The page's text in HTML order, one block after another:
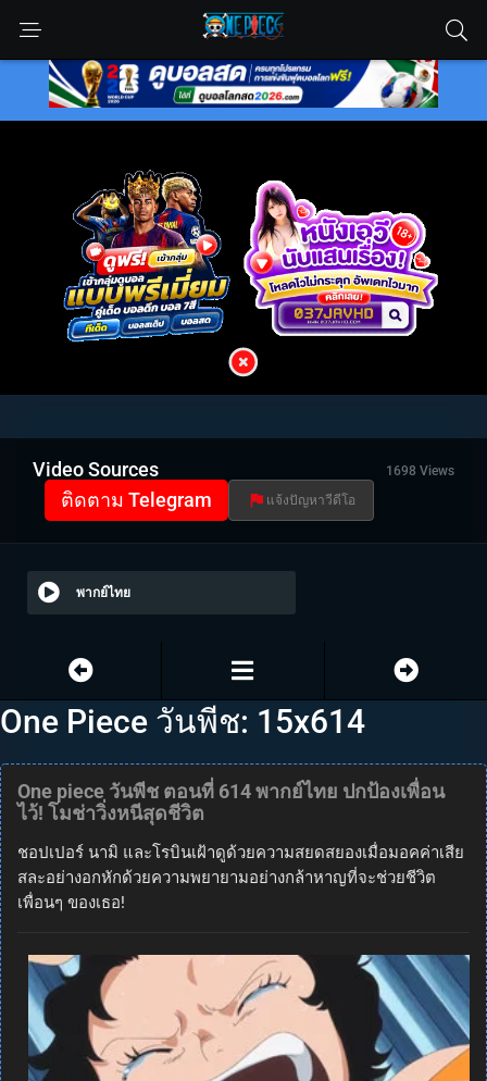
Video Sources 1698 Views
ติดตาม Telegram แจ้งปัญหาวีดีโอ
พากย์ไทย
One Piece วันพีช: 15x614
One piece วันพีช ตอนที่ 614 พากย์ไทย ปกป้องเพื่อน
ไว้! โมช่าวิ่งหนีสุดชีวิต
ชอปเปอร์ นามิ และโรบินเฝ้าดูด้วยความสยดสยองเมื่อมอคค่าเสีย
สละอย่างอกหักด้วยความพยายามอย่างกล้าหาญที่จะช่วยชีวิต
เพื่อนๆ ของเธอ!